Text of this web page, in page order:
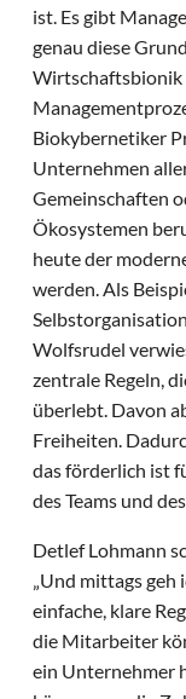
ist. Es gibt
genau diese
Wirtschaftsbionik
Biokybernetiker
Unternehmen
Gemeinschaften
Ökosystemen
heute der
werden. Als
Wolfsrudel
zentrale Regeln,
überlebt. Davon
Freiheiten.
das förderlich ist
des Teams und
Detlef Lohmann
„Und mittags geh
einfache, klare
die Mitarbeiter
ein Unternehmer